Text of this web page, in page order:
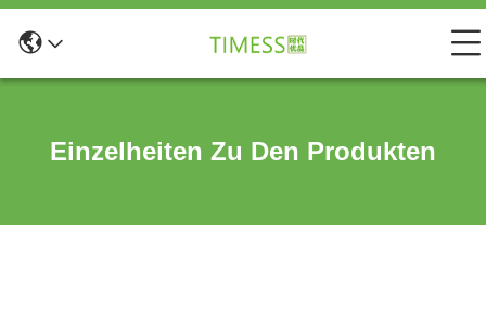
Einzelheiten Zu Den Produkten